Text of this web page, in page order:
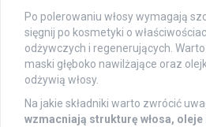
Po polerowaniu włosy wymagają
sięgnij po kosmetyki o
odżywczych i regenerujących.
maski głęboko nawilżające oraz
odżywią włosy.
Na jakie składniki warto zwrócić
wzmacniają strukturę włosa,